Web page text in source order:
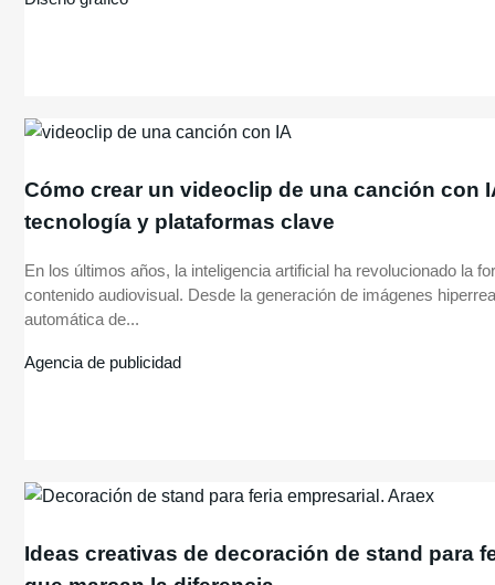
Cómo crear un videoclip de una canción con
tecnología y plataformas clave
En los últimos años, la inteligencia artificial ha revolucionado la
contenido audiovisual. Desde la generación de imágenes
automática de...
Agencia de publicidad
Ideas creativas de decoración de stand para